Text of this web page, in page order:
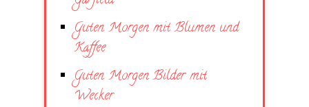
Guten Morgen mit Blumen und
Kaffee
Guten Morgen Bilder mit
Wecker